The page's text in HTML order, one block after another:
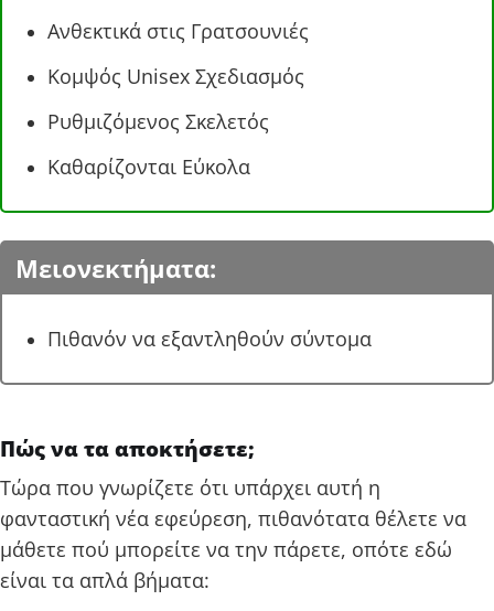
Ανθεκτικά στις Γρατσουνιές
Κομψός Unisex Σχεδιασμός
Ρυθμιζόμενος Σκελετός
Καθαρίζονται Εύκολα
Μειονεκτήματα:
Πιθανόν να εξαντληθούν σύντομα
Πώς να τα αποκτήσετε;
Τώρα που γνωρίζετε ότι υπάρχει αυτή η
φανταστική νέα εφεύρεση, πιθανότατα θέλετε να
μάθετε πού μπορείτε να την πάρετε, οπότε εδώ
είναι τα απλά βήματα: